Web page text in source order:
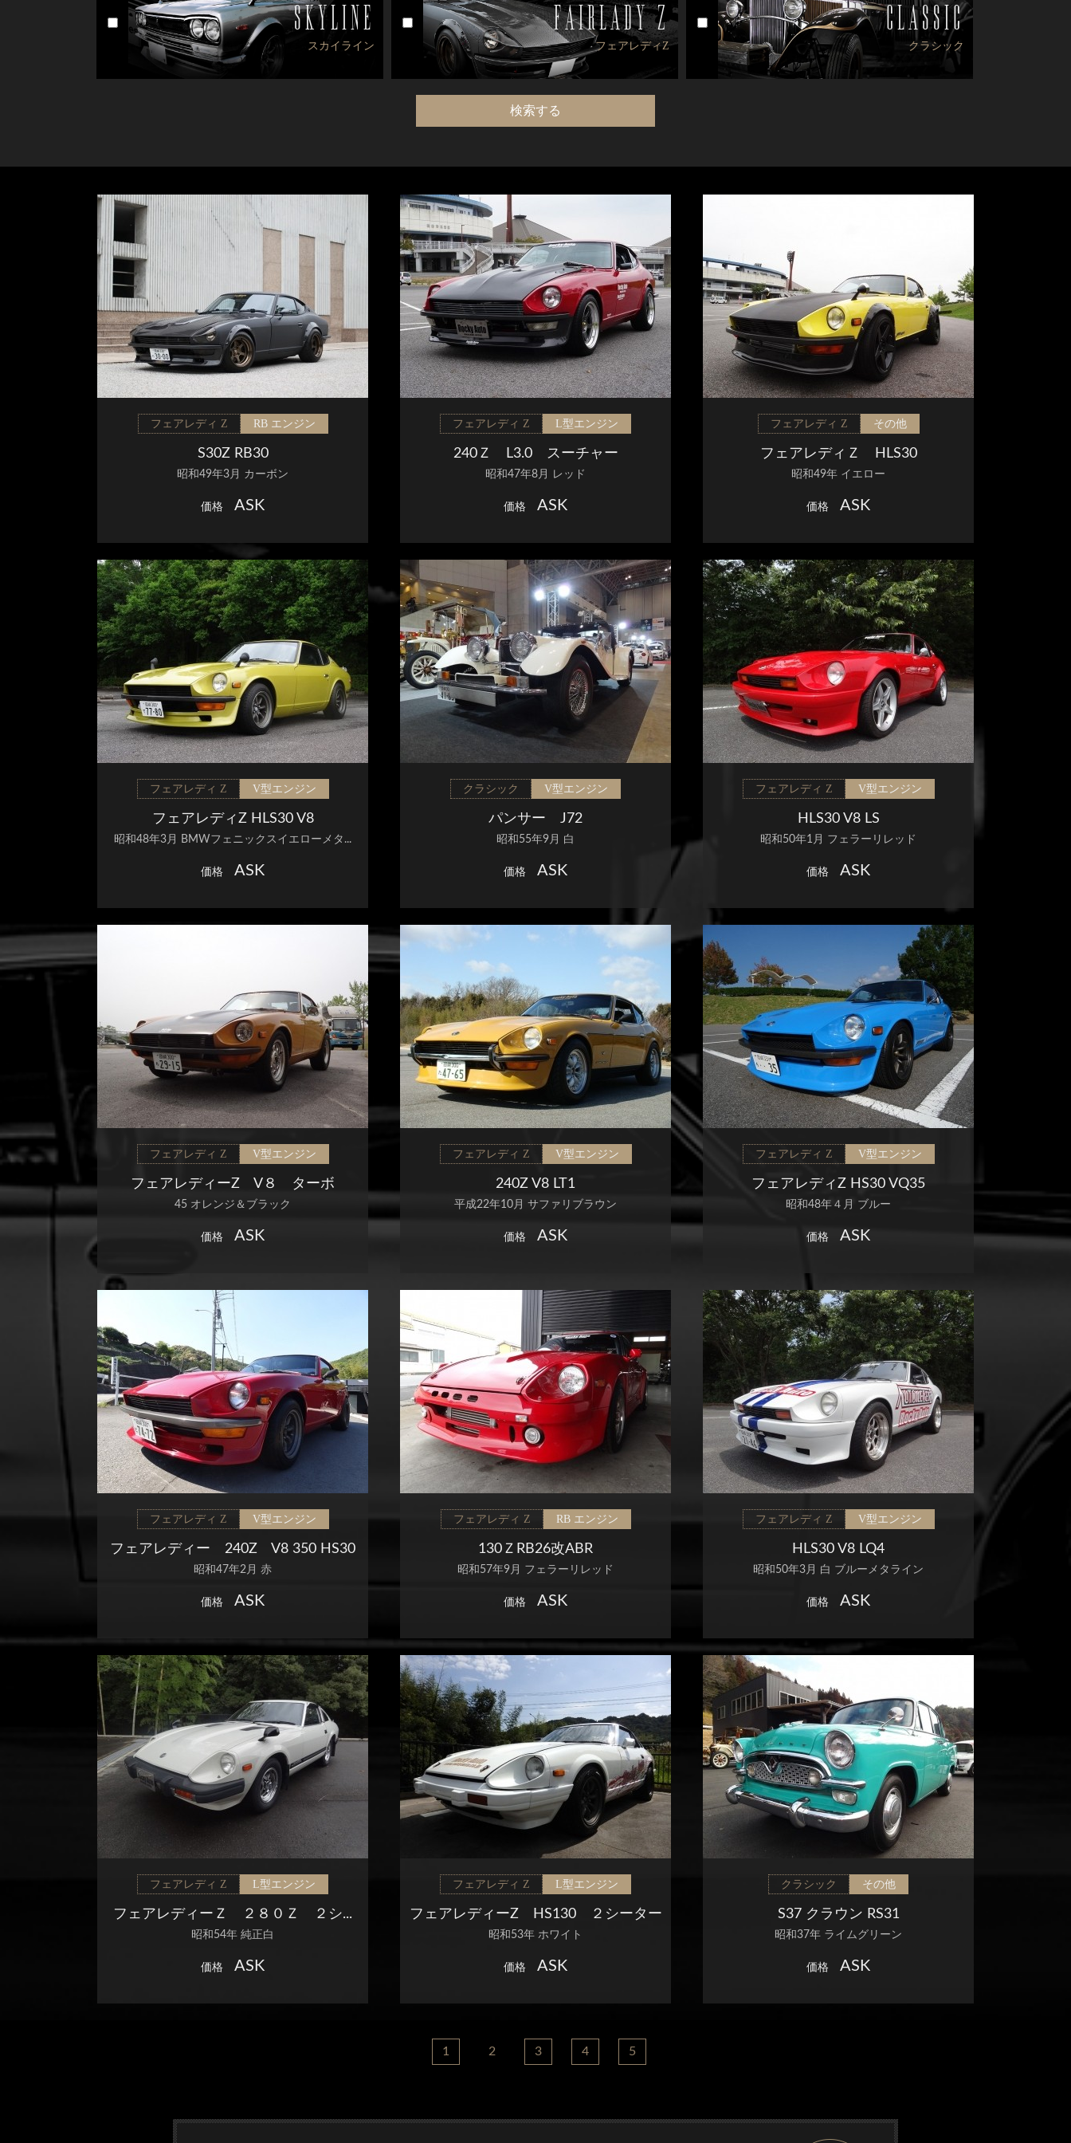
SKYLINE
スカイライン
FAIRLADY Z
フェアレディZ
CLASSIC
クラシック
フェアレディ Z RB エンジン
S30Z RB30
昭和49年3月 カーボン
価格 ASK
フェアレディ Z L型エンジン
240Ｚ L3.0 スーチャー
昭和47年8月 レッド
価格 ASK
フェアレディ Z その他
フェアレディＺ HLS30
昭和49年 イエロー
価格 ASK
フェアレディ Z V型エンジン
フェアレディZ HLS30 V8
昭和48年3月 BMWフェニックスイエローメタ...
価格 ASK
クラシック V型エンジン
パンサー J72
昭和55年9月 白
価格 ASK
フェアレディ Z V型エンジン
HLS30 V8 LS
昭和50年1月 フェラーリレッド
価格 ASK
フェアレディ Z V型エンジン
フェアレディーZ V８ ターボ
45 オレンジ＆ブラック
価格 ASK
フェアレディ Z V型エンジン
240Z V8 LT1
平成22年10月 サファリブラウン
価格 ASK
フェアレディ Z V型エンジン
フェアレディZ HS30 VQ35
昭和48年４月 ブルー
価格 ASK
フェアレディ Z V型エンジン
フェアレディー 240Z V8 350 HS30
昭和47年2月 赤
価格 ASK
フェアレディ Z RB エンジン
130ＺRB26改ABR
昭和57年9月 フェラーリレッド
価格 ASK
フェアレディ Z V型エンジン
HLS30 V8 LQ4
昭和50年3月 白 ブルーメタライン
価格 ASK
フェアレディ Z L型エンジン
フェアレディーＺ ２８０Ｚ ２シ...
昭和54年 純正白
価格 ASK
フェアレディ Z L型エンジン
フェアレディーZ HS130 ２シーター
昭和53年 ホワイト
価格 ASK
クラシック その他
S37 クラウン RS31
昭和37年 ライムグリーン
価格 ASK
1 2 3 4 5